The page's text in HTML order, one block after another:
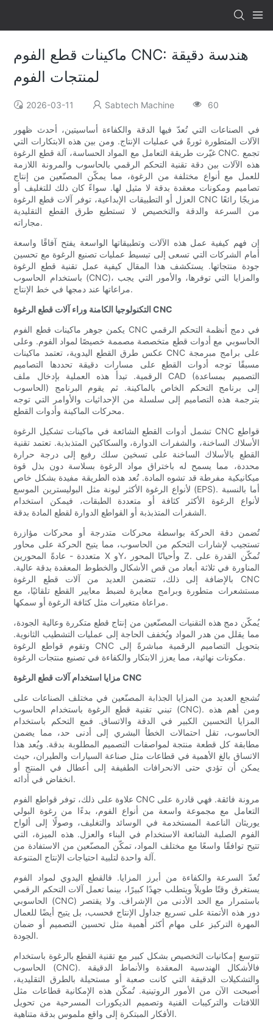
ماكينات قطع الفوم CNC: هندسة دقيقة
لمنتجات الفوم
2026-03-11 Sabtech Machine 60
في الصناعات التي تُعدّ فيها الدقة والكفاءة أساسيتين، أحدث ظهور
الآلات المتطورة ثورةً في عمليات الإنتاج. ومن بين هذه الابتكارات التي
غيّرت طريقة التعامل مع المواد الحساسة، آلة قطع الرغوة CNC. تجمع
هذه الآلات بين دقة تقنية التحكم الرقمي بالحاسوب والمرونة اللازمة
للعمل مع أنواع مختلفة من الرغوة، مما يمكّن المصنّعين من إنتاج
تصاميم ومكونات معقدة بدقة لا مثيل لها. سواءً كان ذلك للتغليف أو
العزل أو التطبيقات الإبداعية، توفر آلات قطع الرغوة CNC مزيجًا رائعًا
من السرعة والدقة والتخصيص لا تستطيع طرق القطع التقليدية
مجاراته.
إن فهم كيفية عمل هذه الآلات وتطبيقاتها الواسعة يفتح آفاقًا واسعة
أمام الشركات التي تسعى إلى تبسيط عمليات تصنيع الرغوة مع تحسين
جودة منتجاتها. يستكشف هذا المقال كيفية عمل تقنية قطع الرغوة
باستخدام الحاسوب (CNC)، والمزايا التي توفرها، والأمور التي يجب
مراعاتها عند دمجها في خط الإنتاج.
التكنولوجيا الكامنة وراء آلات قطع الرغوة CNC
يكمن جوهر ماكينات قطع الفوم CNC في دمج أنظمة التحكم الرقمي
الحاسوبي مع أدوات قطع متخصصة مصممة خصيصًا لمواد الفوم. وعلى
عكس طرق القطع اليدوية، تعتمد ماكينات CNC على برامج مبرمجة
مسبقًا توجه أدوات القطع على مسارات دقيقة تحددها التصاميم
الرقمية. تبدأ هذه العملية بإدخال ملف CAD (التصميم بمساعدة
الحاسوب) إلى برنامج التحكم الخاص بالماكينة. ثم يقوم البرنامج
بترجمة هذه التصاميم إلى سلسلة من الإحداثيات والأوامر التي توجه
محركات الماكينة وأدوات القطع.
تشمل أدوات القطع الشائعة في ماكينات تشكيل الرغوة CNC قواطع
الأسلاك الساخنة، والشفرات الدوارة، والسكاكين المتذبذبة. تعتمد تقنية
القطع بالأسلاك الساخنة على تسخين سلك رفيع إلى درجة حرارة
محددة، مما يسمح له باختراق مواد الرغوة بسلاسة دون بذل قوة
ميكانيكية مفرطة قد تشوه المادة. تُعد هذه الطريقة مفيدة بشكل خاص
لأنواع الرغوة الأكثر ليونة مثل البوليسترين الموسع (EPS). أما بالنسبة
لأنواع الرغوة الأكثر كثافة أو متعددة الطبقات، فيمكن استخدام
الشفرات المتذبذبة أو القواطع الدوارة لقطع المادة بدقة.
تُضمن دقة الحركة بواسطة محركات متدرجة أو محركات مؤازرة
تستجيب لإشارات التحكم من الحاسوب، مما يتيح الحركة على محاور
متعددة - عادةً المحورين X وY، وأحيانًا المحور Z. تُمكّن القدرة على
المناورة في ثلاثة أبعاد من قص الأشكال والخطوط المعقدة بدقة عالية.
بالإضافة إلى ذلك، تتضمن العديد من آلات قطع الرغوة CNC
مستشعرات متطورة وبرامج معايرة لضبط معايير القطع تلقائيًا، مع
مراعاة متغيرات مثل كثافة الرغوة أو سمكها.
يُمكّن دمج هذه التقنيات المصنّعين من إنتاج قطع متكررة وعالية الجودة،
مما يقلل من هدر المواد ويُخفف الحاجة إلى عمليات التشطيب الثانوية.
وتقوم قواطع الرغوة CNC بتحويل التصاميم الرقمية مباشرةً إلى
مكونات نهائية، مما يعزز الابتكار والكفاءة في تصنيع منتجات الرغوة.
مزايا استخدام آلات قطع الرغوة CNC
تُشجع العديد من المزايا الجذابة المصنّعين في مختلف الصناعات على
تبني تقنية قطع الرغوة باستخدام الحاسوب (CNC). ومن أهم هذه
المزايا التحسين الكبير في الدقة والاتساق. فمع التحكم باستخدام
الحاسوب، تقل احتمالات الخطأ البشري إلى أدنى حد، مما يضمن
مطابقة كل قطعة منتجة لمواصفات التصميم المطلوبة بدقة. ويُعد هذا
الاتساق بالغ الأهمية في قطاعات مثل صناعة السيارات والطيران، حيث
يمكن أن تؤدي حتى الانحرافات الطفيفة إلى أعطال في المنتج أو
انخفاض في أدائه.
علاوة على ذلك، توفر قواطع الفوم CNC مرونة فائقة. فهي قادرة على
التعامل مع مجموعة واسعة من أنواع الفوم، بدءًا من رغوة البولي
يوريثان الناعمة المستخدمة في الوسائد والتغليف، وصولًا إلى ألواح
الفوم الصلبة الشائعة الاستخدام في البناء والعزل. هذه الميزة، التي
تتيح توافقًا واسعًا مع مختلف المواد، تمكّن المصنّعين من الاستفادة من
آلة واحدة لتلبية احتياجات الإنتاج المتنوعة.
تُعدّ السرعة والكفاءة من أبرز المزايا. فالقطع اليدوي لمواد الفوم
يستغرق وقتًا طويلاً ويتطلب جهدًا كبيرًا، بينما تعمل آلات التحكم الرقمي
الحاسوبي (CNC) باستمرار مع الحد الأدنى من الإشراف. ولا يقتصر
دور هذه الأتمتة على تسريع جداول الإنتاج فحسب، بل يتيح أيضًا للعمال
المهرة التركيز على مهام أكثر أهمية مثل تحسين التصميم أو ضمان
الجودة.
تتوسع إمكانيات التخصيص بشكل كبير مع تقنية القطع بالرغوة باستخدام
الحاسوب (CNC). فالأشكال الهندسية المعقدة والأنماط الدقيقة
والتشكيلات الدقيقة التي كانت صعبة أو مستحيلة بالطرق التقليدية،
أصبحت الآن من الأمور الروتينية. تُمكّن هذه الإمكانية قطاعات مثل
اللافتات والتركيبات الفنية وتصميم الديكورات المسرحية من تحويل
الأفكار المبتكرة إلى واقع ملموس بدقة متناهية.